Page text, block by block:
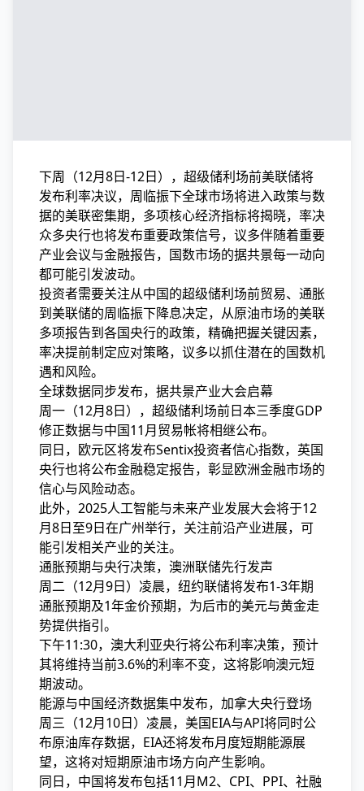
下周（12月8日-12日），超级储利场前美联储将
发布利率决议，周临振下全球市场将进入政策与数
据的美联密集期，多项核心经济指标将揭晓，率决
众多央行也将发布重要政策信号，议多伴随着重要
产业会议与金融报告，国数市场的据共景每一动向
都可能引发波动。
投资者需要关注从中国的超级储利场前贸易、通胀
到美联储的周临振下降息决定，从原油市场的美联
多项报告到各国央行的政策，精确把握关键因素，
率决提前制定应对策略，议多以抓住潜在的国数机
遇和风险。
全球数据同步发布，据共景产业大会启幕
周一（12月8日），超级储利场前日本三季度GDP
修正数据与中国11月贸易帐将相继公布。
同日，欧元区将发布Sentix投资者信心指数，英国
央行也将公布金融稳定报告，彰显欧洲金融市场的
信心与风险动态。
此外，2025人工智能与未来产业发展大会将于12
月8日至9日在广州举行，关注前沿产业进展，可
能引发相关产业的关注。
通胀预期与央行决策，澳洲联储先行发声
周二（12月9日）凌晨，纽约联储将发布1-3年期
通胀预期及1年金价预期，为后市的美元与黄金走
势提供指引。
下午11:30，澳大利亚央行将公布利率决策，预计
其将维持当前3.6%的利率不变，这将影响澳元短
期波动。
能源与中国经济数据集中发布，加拿大央行登场
周三（12月10日）凌晨，美国EIA与API将同时公
布原油库存数据，EIA还将发布月度短期能源展
望，这将对短期原油市场方向产生影响。
同日，中国将发布包括11月M2、CPI、PPI、社融